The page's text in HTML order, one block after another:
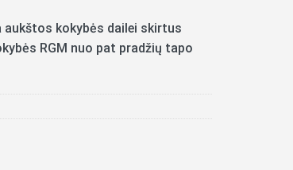
aukštos kokybės dailei skirtus
RGM nuo pat pradžių tapo